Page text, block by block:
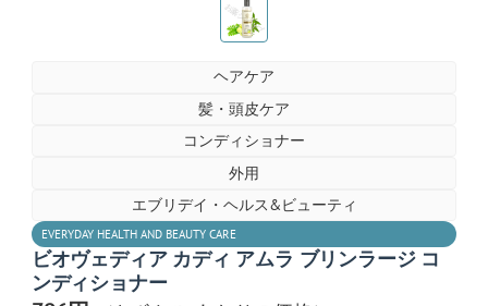
お薬ショップ
ヘアケア
髪・頭皮ケア
コンディショナー
外用
エブリデイ・ヘルス&ビューティ
EVERYDAY HEALTH AND BEAUTY CARE
ビオヴェディア カディ アムラ ブリンラージ コ
ンディショナー